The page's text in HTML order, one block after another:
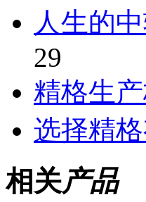
人生的
29
精格生
选择精
相关产品